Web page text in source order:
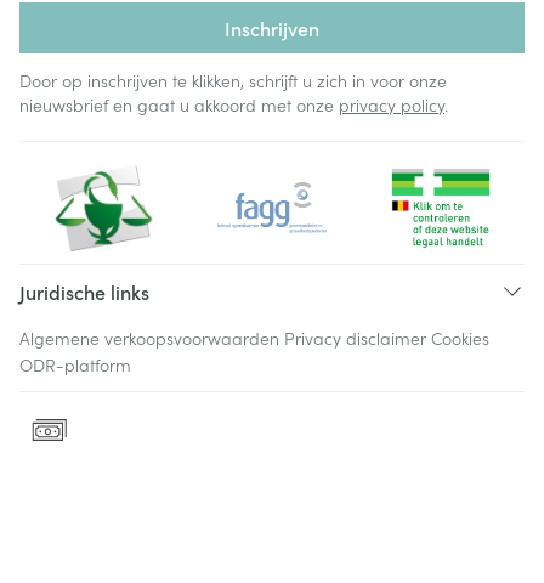
Inschrijven
Door op inschrijven te klikken, schrijft u zich in voor onze
nieuwsbrief en gaat u akkoord met onze privacy policy.
Juridische links
Algemene verkoopsvoorwaarden Privacy disclaimer Cookies
ODR-platform